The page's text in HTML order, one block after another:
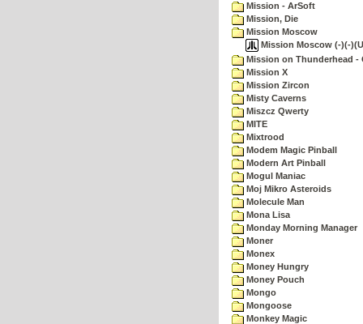
Mission - ArSoft
Mission, Die
Mission Moscow
Mission Moscow (-)(-
Mission on Thunderhead -
Mission X
Mission Zircon
Misty Caverns
Miszcz Qwerty
MITE
Mixtrood
Modem Magic Pinball
Modern Art Pinball
Mogul Maniac
Moj Mikro Asteroids
Molecule Man
Mona Lisa
Monday Morning Manager
Moner
Monex
Money Hungry
Money Pouch
Mongo
Mongoose
Monkey Magic